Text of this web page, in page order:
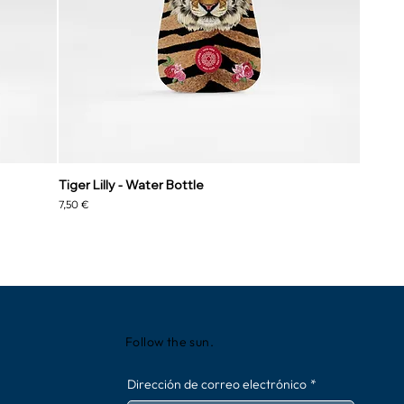
Tiger Lilly - Water Bottle
Precio
7,50 €
Follow the sun.
Dirección de correo electrónico *